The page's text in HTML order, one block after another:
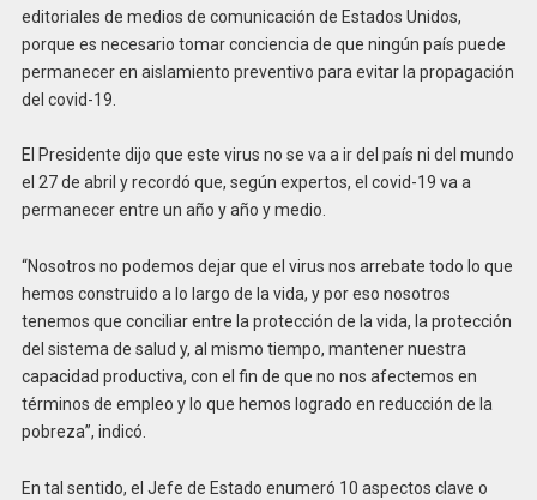
editoriales de medios de comunicación de Estados Unidos,
porque es necesario tomar conciencia de que ningún país puede
permanecer en aislamiento preventivo para evitar la propagación
del covid-19.
El Presidente dijo que este virus no se va a ir del país ni del mundo
el 27 de abril y recordó que, según expertos, el covid-19 va a
permanecer entre un año y año y medio.
“Nosotros no podemos dejar que el virus nos arrebate todo lo que
hemos construido a lo largo de la vida, y por eso nosotros
tenemos que conciliar entre la protección de la vida, la protección
del sistema de salud y, al mismo tiempo, mantener nuestra
capacidad productiva, con el fin de que no nos afectemos en
términos de empleo y lo que hemos logrado en reducción de la
pobreza”, indicó.
En tal sentido, el Jefe de Estado enumeró 10 aspectos clave o